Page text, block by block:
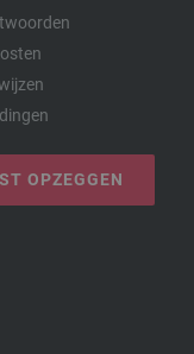
OPZEGGEN